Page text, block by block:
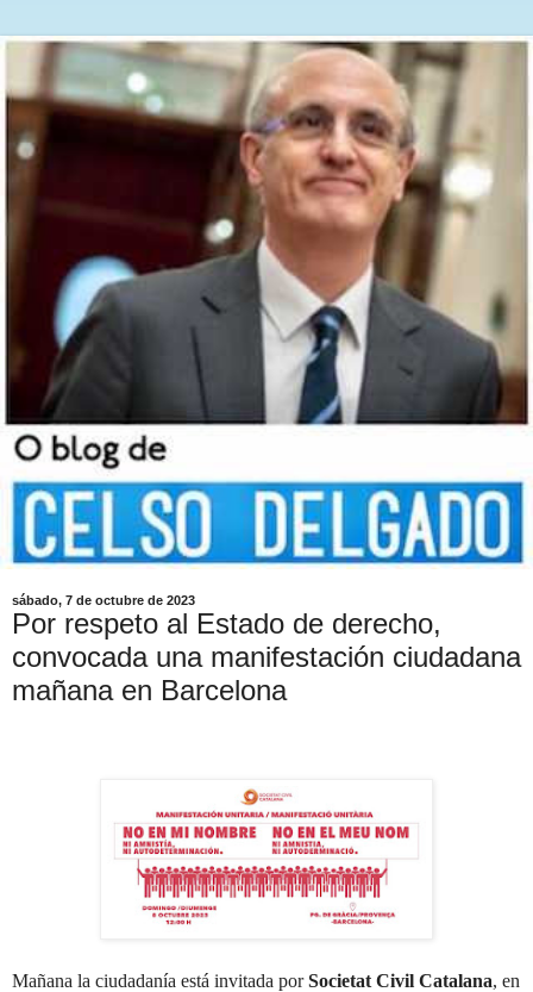
sábado, 7 de octubre de 2023
Por respeto al Estado de derecho,
convocada una manifestación ciudadana
mañana en Barcelona
Mañana la ciudadanía está invitada porSocietat Civil Catalana, en